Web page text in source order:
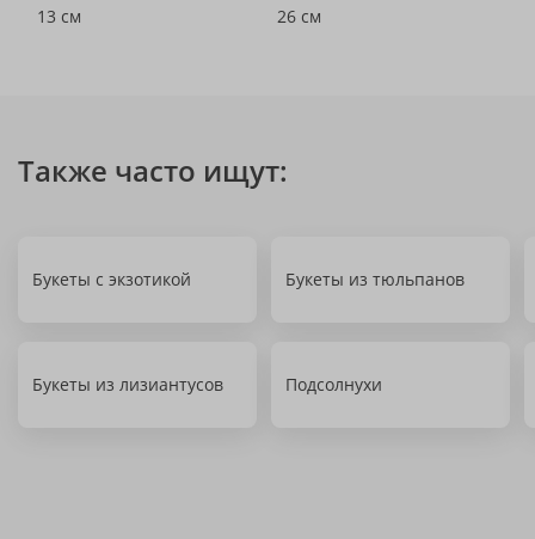
13 см
26 см
Также часто ищут:
Букеты с экзотикой Букеты из тюльпанов
Букеты из лизиантусов Подсолнухи